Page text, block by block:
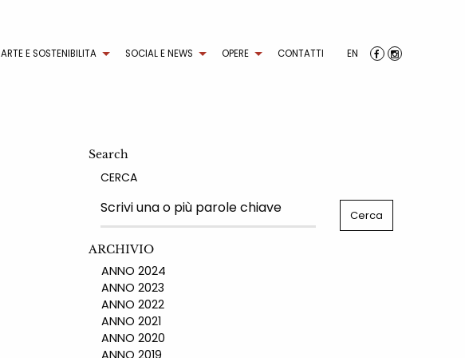
ARTE E SOSTENIBILITA SOCIAL E NEWS OPERE CONTATTI EN
Search
CERCA
ARCHIVIO
ANNO 2024
ANNO 2023
ANNO 2022
ANNO 2021
ANNO 2020